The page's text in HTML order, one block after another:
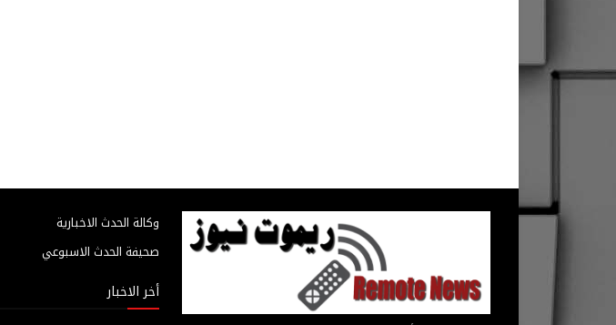
وكالة الحدث الاخبارية
صحيفة الحدث الاسبوعي
أخر الاخبار